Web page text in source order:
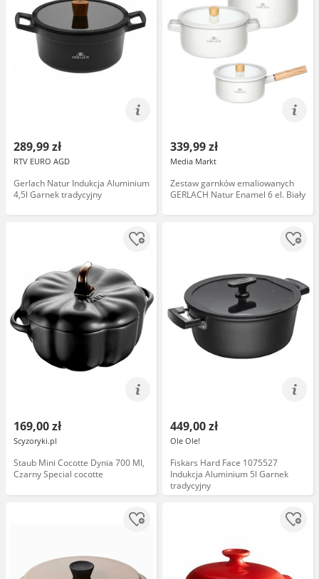
289,99 zł
RTV EURO AGD
Gerlach Natur Indukcja Aluminium
4,5l Garnek tradycyjny
339,99 zł
Media Markt
Zestaw garnków emaliowanych
GERLACH Natur Enamel 6 el. Biały
169,00 zł
Scyzoryki.pl
Staub Mini Cocotte Dynia 700 Ml,
Czarny Special cocotte
449,00 zł
Ole Ole!
Fiskars Hard Face 1075527
Indukcja Aluminium 5l Garnek
tradycyjny